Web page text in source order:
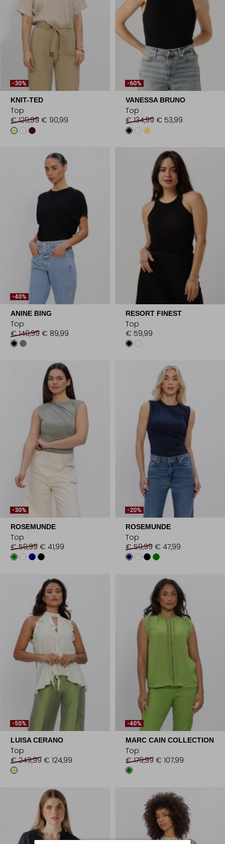
-30%
KNIT-TED
Top
€ 129,99 € 90,99
-60%
VANESSA BRUNO
Top
€ 134,99 € 53,99
-40%
ANINE BING
Top
€ 149,99 € 89,99
RESORT FINEST
Top
€ 59,99
-30%
ROSEMUNDE
Top
€ 59,99 € 41,99
-20%
ROSEMUNDE
Top
€ 59,99 € 47,99
-50%
LUISA CERANO
Top
€ 249,99 € 124,99
-40%
MARC CAIN COLLECTION
Top
€ 179,99 € 107,99